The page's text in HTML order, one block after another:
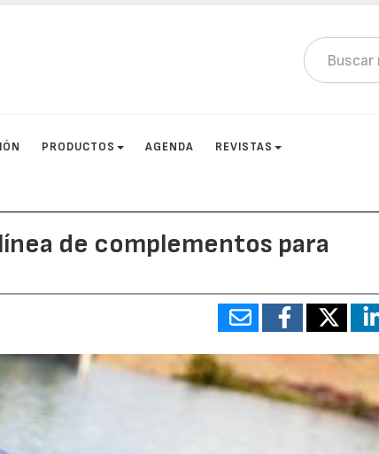
PRODUCTOS AGENDA REVISTAS
de complementos para